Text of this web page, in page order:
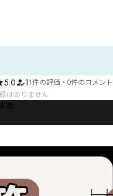
5.0 11件の評価 ・ 0件のコメント
はありません
め